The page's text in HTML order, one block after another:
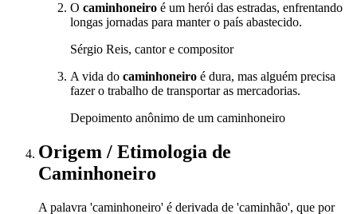
O caminhoneiro é um herói das estradas, enfrentando
longas jornadas para manter o país abastecido.
Sérgio Reis, cantor e compositor
A vida do caminhoneiro é dura, mas alguém precisa
fazer o trabalho de transportar as mercadorias.
Depoimento anônimo de um caminhoneiro
Origem / Etimologia de
Caminhoneiro
A palavra 'caminhoneiro' é derivada de 'caminhão', que por